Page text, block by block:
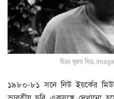
চিত্রঃ সুব্রত মিত্র,
১৯৮০-৮১ সনে নিউ ইয়র্কের